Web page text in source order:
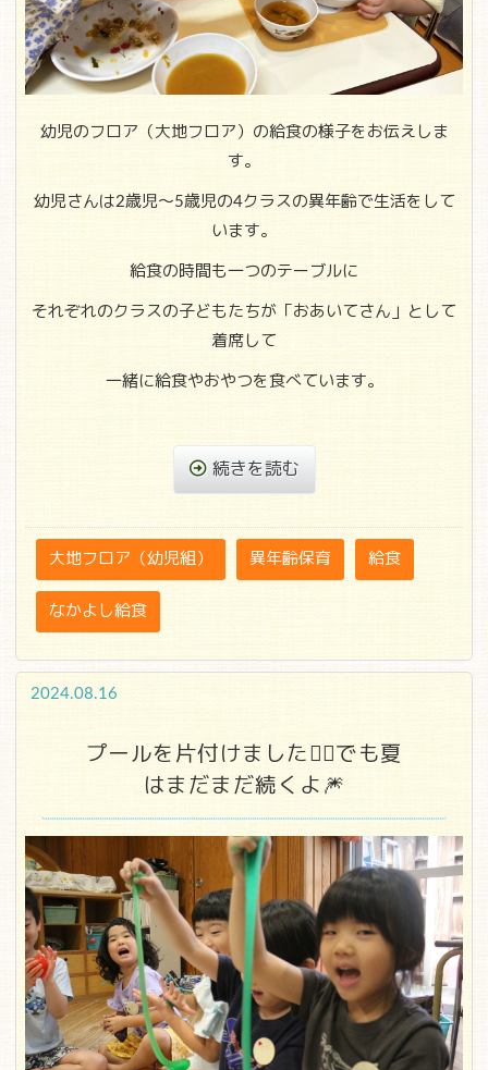
幼児のフロア（大地フロア）の給食の様子をお伝えしま
す。
幼児さんは2歳児～5歳児の4クラスの異年齢で生活をして
います。
給食の時間も一つのテーブルに
それぞれのクラスの子どもたちが「おあいてさん」として
着席して
一緒に給食やおやつを食べています。
続きを読む
大地フロア（幼児組） 異年齢保育 給食
なかよし給食
2024.08.16
プールを片付けました🏊‍♂️でも夏
はまだまだ続くよ🎆